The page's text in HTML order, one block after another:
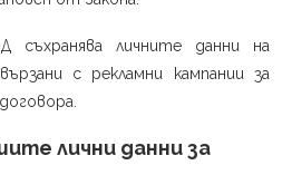
личните данни на
с рекламни кампании за
лични данни за